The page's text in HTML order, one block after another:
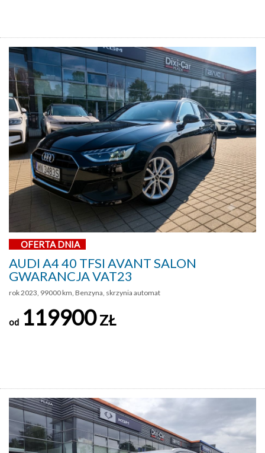
OFERTA DNIA
AUDI A4 40 TFSI AVANT SALON
GWARANCJA VAT23
rok 2023, 99000 km, Benzyna, skrzynia automat
od 119900ZŁ